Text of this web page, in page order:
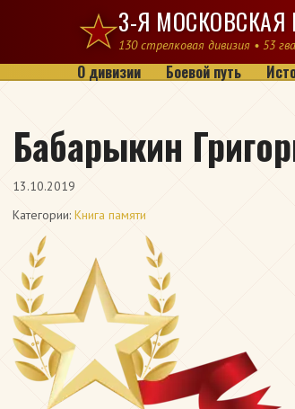
Перейти к содержимому
3-Я
130 стрелковая дивизия • 53
О дивизии Боевой путь
Бабарыкин
13.10.2019
Категории: Книга памяти